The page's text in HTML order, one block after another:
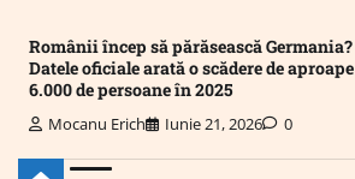
Românii încep să părăsească Germania?
Datele oficiale arată o scădere de aproape
6.000 de persoane în 2025
Mocanu Erich Iunie 21, 2026 0